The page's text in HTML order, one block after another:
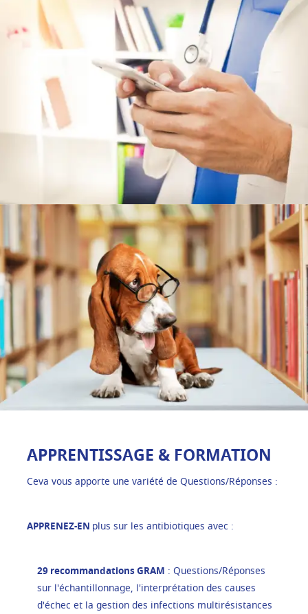
APPRENTISSAGE & FORMATION
Ceva vous apporte une variété de Questions/Réponses :
APPRENEZ-EN plus sur les antibiotiques avec :
29 recommandations GRAM : Questions/Réponses
sur l'échantillonnage, l'interprétation des causes
d'échec et la gestion des infections multirésistances